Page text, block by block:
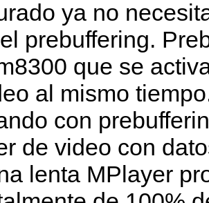
ya no
prebuffering.
que se
al mismo
con
de video con
lenta MPlayer